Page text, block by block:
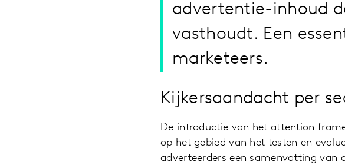
advertentie-inhoud
vasthoudt. Een
marketeers.
Kijkersaandacht per
De introductie van het attention
op het gebied van het testen en
adverteerders een samenvatting van